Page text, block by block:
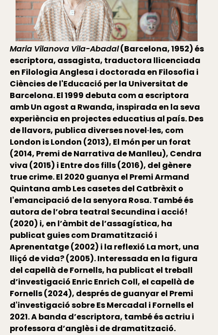
Maria Vilanova Vila-Abadal(Barcelona, 1952) és
escriptora, assagista, traductora llicenciada
en Filologia Anglesa i doctorada en Filosofia i
Ciències de l'Educació per la Universitat de
Barcelona. El 1999 debuta com a escriptora
amb Un agost a Rwanda, inspirada en la seva
experiència en projectes educatius al país. Des
de llavors, publica diverses novel·les, com
London is London (2013), El món per un forat
(2014, Premi de Narrativa de Manlleu), Cendra
viva (2015) i Entre dos fills (2016), del gènere
true crime. El 2020 guanya el Premi Armand
Quintana amb Les casetes del Catbrèxit o
l'emancipació de la senyora Rosa. També és
autora de l’obra teatral Secundina i acció!
(2020) i, en l’àmbit de l’assagística, ha
publicat guies com Dramatització i
Aprenentatge (2002) i la reflexió La mort, una
lliçó de vida? (2005). Interessada en la figura
del capellà de Fornells, ha publicat el treball
d’investigació Enric Enrich Coll, el capellà de
Fornells (2024), després de guanyar el Premi
d'investigació sobre Es Mercadal i Fornells el
2021. A banda d’escriptora, també és actriu i
professora d’anglès i de dramatització.